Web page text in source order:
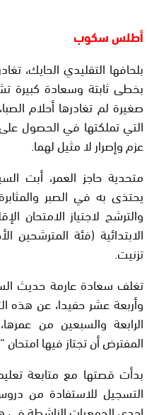
أطلس سكوب
بلحافها التقليدي الحايك،
بخطى ثابتة وسعادة كبيرة
صغيرة لم تغادرها أحلام
التي تملكتها في الحصول
عزم وإصرار لا مثيل لهما.
متحدية حاجز العمر، أبت
يحتذى به في الصبر
والترشح لاجتياز الامتحان
تزنيت.
تغلف سعادة عارمة حديث
وأربعة عشر حفيدا، عن هذه
الرابعة والسبعين من
المفترض أن تجتاز فيها
التسجيل للاستفادة من